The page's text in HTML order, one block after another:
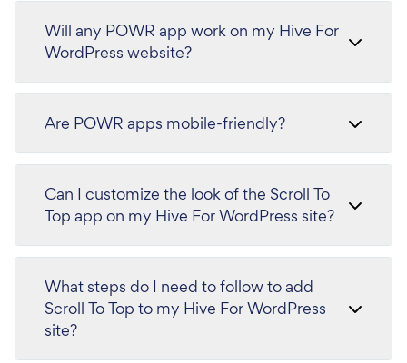
Will any POWR app work on my Hive For
WordPress website?
Are POWR apps mobile-friendly?
Can I customize the look of the Scroll To
Top app on my Hive For WordPress site?
What steps do I need to follow to add
Scroll To Top to my Hive For WordPress
site?